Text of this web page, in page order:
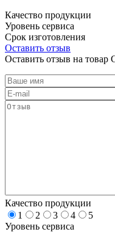
Качество продукции
Уровень сервиса
Срок изготовления
Оставить отзыв
Оставить отзыв на товар
Качество продукции
1
2 3 4
5
Уровень сервиса